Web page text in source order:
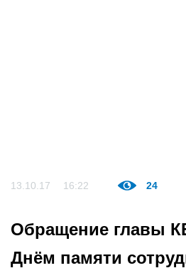
13.10.17 16:22 24
Обращение главы
Днём памяти